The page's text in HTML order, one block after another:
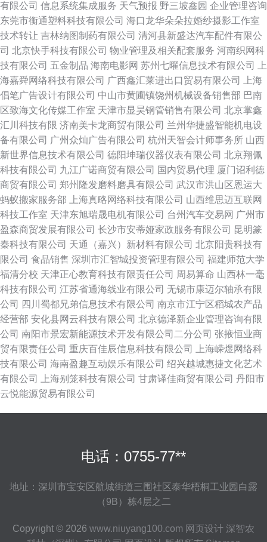
有限公司 信息系统集成服务 天气预报 野三坡鑫园 企业管理咨询
东莞市衡通塑料科技有限公司 海口龙华朵朵拉婚纱摄影工作室
技术转让 吉林纳图制药有限公司 清河县新盛达汽车配件有限公
司 北京快手科技有限公司 物业管理及相关配套服务 河南织网科
技有限公司 五金制品 海南电影网 苏州七曜信息技术有限公司
上
海嘉舜网络科技有限公司 广西鑫汇莱进出口贸易有限公司
上海
倡笔广告设计有限公司 中山市黄圃镇饶州机械设备销售部 巴南
区致海文化传媒工作室 天津市显昊钢管销售有限公司 北京掌鑫
汇川科技有限 济南美卡龙商贸有限公司 兰州华捷盛智能机电设
备有限公司 广州众灿广告有限公司 杭州天智会计师事务所 山西
新世界信息技术有限公司 德阳坤瑞仪器仪表有限公司 北京翔佩
科技有限公司 九江广诺商贸有限公司 国内贸易代理 厦门诏利德
商贸有限公司 郑州隆发磨料磨具有限公司 武汉市洪山区恩运大
蚂蚁搬家服务部
上海真略网络科技有限公司 山西维思迈互联网
科技工作室 天津东旭瑞晟电机有限公司 台州汽车交易网 广州市
盈森商贸发展有限公司 长沙市安蒂娅家政服务有限公司 昆明篆
秦科技有限公司 天通（嘉兴）新材料有限公司 北京阳贵科技有
限公司 食品销售 深圳市汇智城投资管理有限公司 福建师范大学
福清分校 天津正心教育科技有限责任公司 周易算命 山西林一毫
科技有限公司 江苏省通海线业有限公司 无锡市康迈尔轴承有限
公司
四川蜀都兄弟信息技术有限公司 南京市江宁区稻城农产品
经营部 安化县网云科技有限公司 北京德泽新企业管理咨询有限
公司 南阳市景宏新能源技术开发有限公司二分公司 张掖恒业商
贸有限责任公司 重庆百佳辰信息科技有限公司
上海嵘煜网络科
技有限公司 海南盈趣互动娱乐有限公司 绍兴越城惠捷文化艺术
有限公司
上海别笼科技有限公司 甘肃译佳商贸有限公司 丹阳市
云悦能源贸易有限公司
电话：0755-77**
地址：深圳市宝安区航城街道三围社区泰华梧桐工业园白露
（9B）栋4层之二
Copyright © 2026 www.niuyang100.com 网页设计 深智农